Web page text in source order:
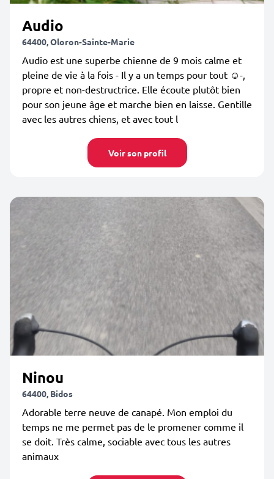
Audio
64400, Oloron-Sainte-Marie
Audio est une superbe chienne de 9 mois calme et
pleine de vie à la fois - Il y a un temps pour tout ☺️-,
propre et non-destructrice. Elle écoute plutôt bien
pour son jeune âge et marche bien en laisse. Gentille
avec les autres chiens, et avec tout l
Voir son profil
Ninou
64400, Bidos
Adorable terre neuve de canapé. Mon emploi du
temps ne me permet pas de le promener comme il
se doit. Très calme, sociable avec tous les autres
animaux